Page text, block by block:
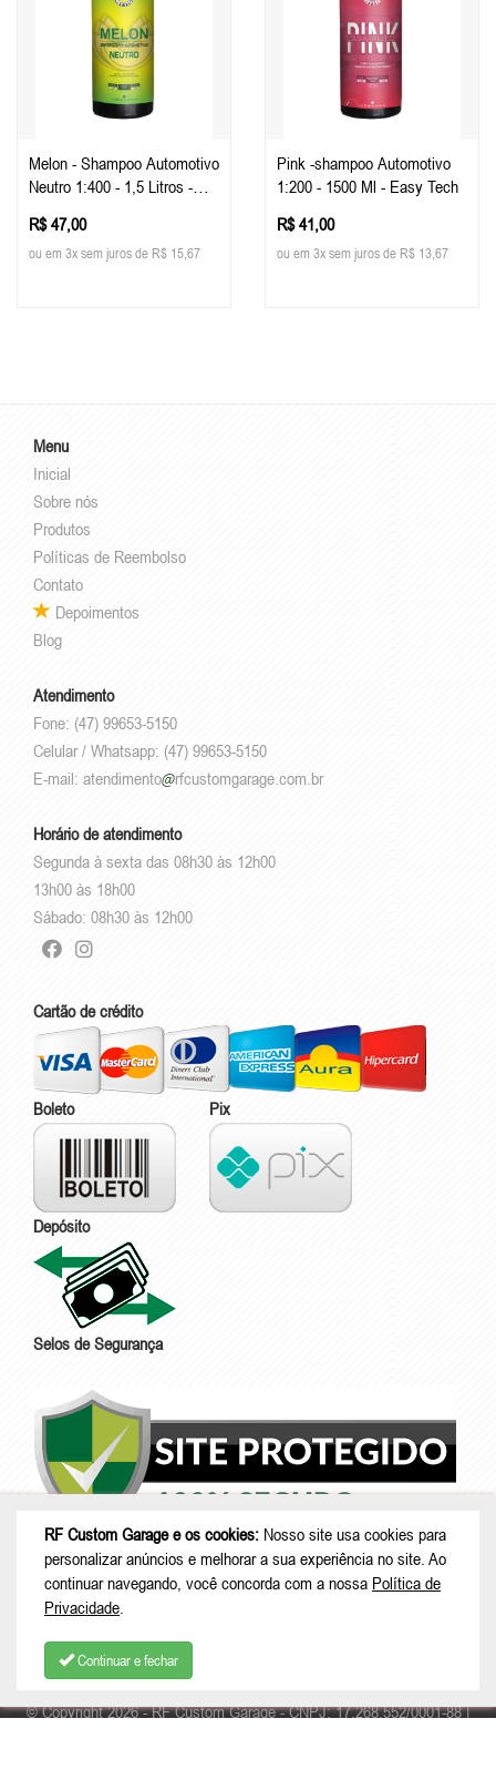
Melon - Shampoo Automotivo
Neutro 1:400 - 1,5 Litros -
R$ 47,00
ou em 3x sem juros de R$ 15,67
Pink -shampoo Automotivo
1:200 - 1500 Ml - Easy Tech
R$ 41,00
ou em 3x sem juros de R$ 13,67
Menu
Inicial
Sobre nós
Produtos
Políticas de Reembolso
Contato
Depoimentos
Blog
Atendimento
Fone: (47) 99653-5150
Celular / Whatsapp: (47) 99653-5150
E-mail: atendimento rfcustomgarage.com.br
Horário de atendimento
Segunda à sexta das 08h30 às 12h00
13h00 às 18h00
Sábado: 08h30 às 12h00
Cartão de crédito
Boleto Pix
Depósito
Selos de Segurança
© Copyright 2026 - RF Custom Garage - CNPJ: 17.268.552/0001-88 |
RF Custom Garage e os cookies: Nosso site usa cookies para
personalizar anúncios e melhorar a sua experiência no site. Ao
continuar navegando, você concorda com a nossa Política de
Privacidade
Continuar e fechar